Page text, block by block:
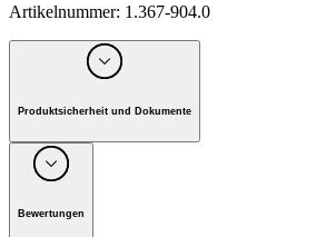
Artikelnummer: 1.367-904.0
Produktsicherheit und Dokumente
Unternehmen: Alfred Kärcher GmbH,
1220 Wien
Bewertungen